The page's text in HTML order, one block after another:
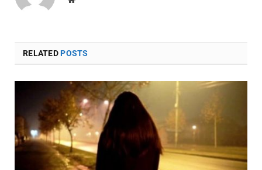
RELATEDPOSTS